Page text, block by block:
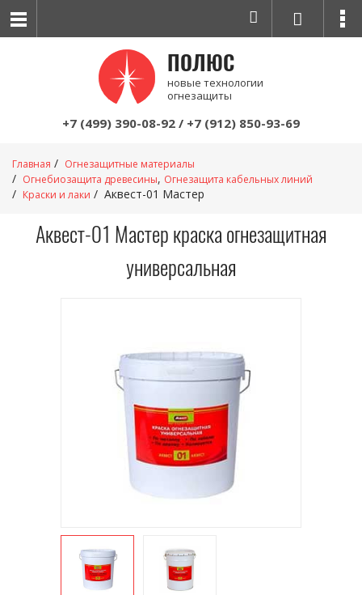
ПОЛЮС
новые технологии
огнезащиты
+7 (499) 390-08-92 / +7 (912) 850-93-69
Главная
Огнезащитные материалы
Огнебиозащита древесины, Огнезащита кабельных линий
Краски и лаки
Аквест-01 Мастер
Аквест-01 Мастер краска огнезащитная
универсальная